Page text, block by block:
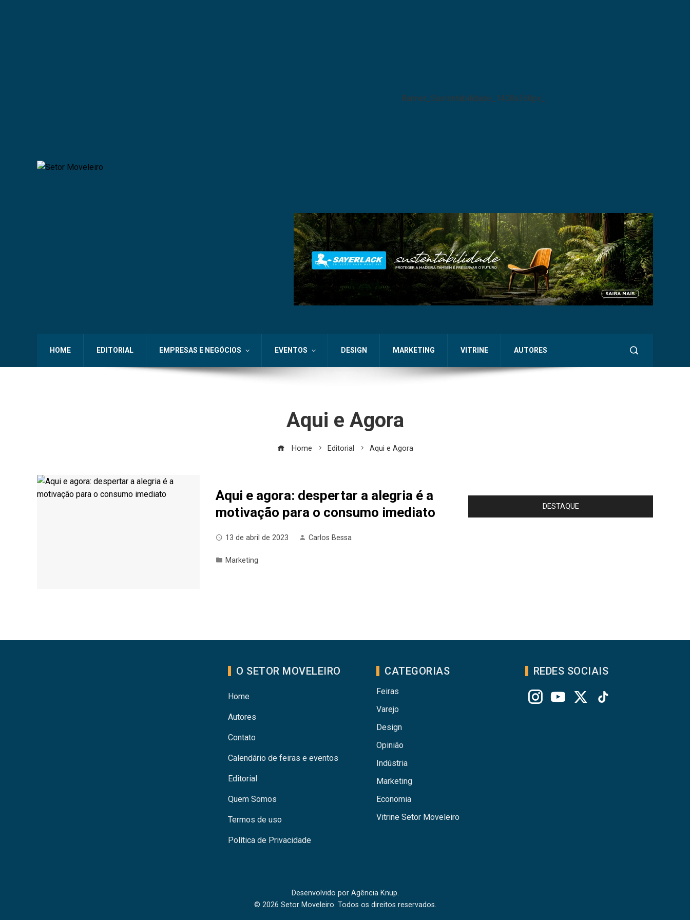
Banner_Sustentabilidade_1400x360px_
HOME EDITORIAL EMPRESAS E NEGÓCIOS EVENTOS DESIGN MARKETING VITRINE AUTORES
Aqui e Agora
Home Editorial Aqui e Agora
Aqui e agora: despertar a alegria é a
motivação para o consumo imediato
13 de abril de 2023 Carlos Bessa
Marketing
DESTAQUE
O SETOR MOVELEIRO
Home
Autores
Contato
Calendário de feiras e eventos
Editorial
Quem Somos
Termos de uso
Política de Privacidade
CATEGORIAS
Feiras
Varejo
Design
Opinião
Indústria
Marketing
Economia
Vitrine Setor Moveleiro
REDES SOCIAIS
Desenvolvido por Agência Knup.
© 2026 Setor Moveleiro. Todos os direitos reservados.